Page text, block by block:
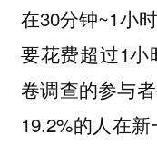
在30分钟~1小
要花费超过1小
卷调查的参与
19.2%的人在